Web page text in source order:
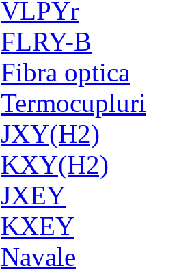
VLPYr
FLRY-B
Fibra optica
Termocupluri
JXY(H2)
KXY(H2)
JXEY
KXEY
Navale